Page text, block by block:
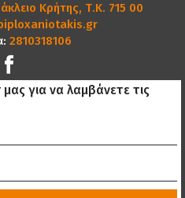
Κρήτης, Τ.Κ. 715 00
2810318106
για να λαμβάνετε τις